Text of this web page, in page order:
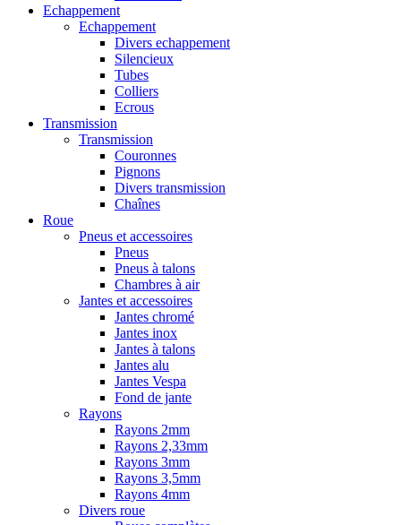
Echappement
Echappement
Divers echappement
Silencieux
Tubes
Colliers
Ecrous
Transmission
Transmission
Couronnes
Pignons
Divers transmission
Chaînes
Roue
Pneus et accessoires
Pneus
Pneus à talons
Chambres à air
Jantes et accessoires
Jantes chromé
Jantes inox
Jantes à talons
Jantes alu
Jantes Vespa
Fond de jante
Rayons
Rayons 2mm
Rayons 2,33mm
Rayons 3mm
Rayons 3,5mm
Rayons 4mm
Divers roue